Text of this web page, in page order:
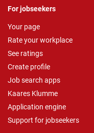
For jobseekers
Your page
Rate your workplace
See ratings
Create profile
Job search apps
Kaares Klumme
Application engine
Support for jobseekers